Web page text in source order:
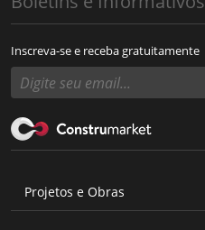
Inscreva-se e receba gratuitamente
Projetos e Obras